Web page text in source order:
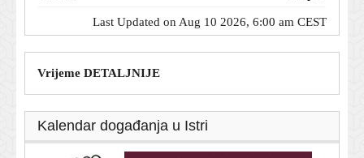
Last Updated on Aug 10 2026, 6:00 am CEST
Vrijeme DETALJNIJE
Kalendar događanja u Istri